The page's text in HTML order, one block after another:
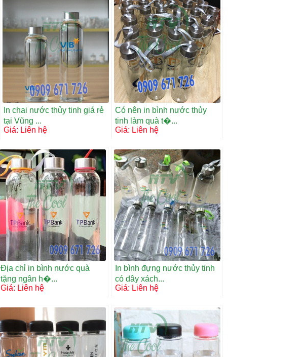
In chai nước thủy tinh giá rẻ
tại Vũng ...
Giá: Liên hệ
Có nên in bình nước thủy
tinh làm quà t�...
Giá: Liên hệ
Địa chỉ in bình nước quà
tặng ngân h�...
Giá: Liên hệ
In bình đựng nước thủy tinh
có dây xách...
Giá: Liên hệ